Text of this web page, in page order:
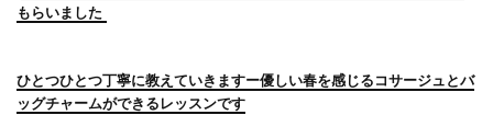
もらいました
ひとつひとつ丁寧に教えていきますー優しい春を感じるコサージュとバ
ッグチャームができるレッスンです